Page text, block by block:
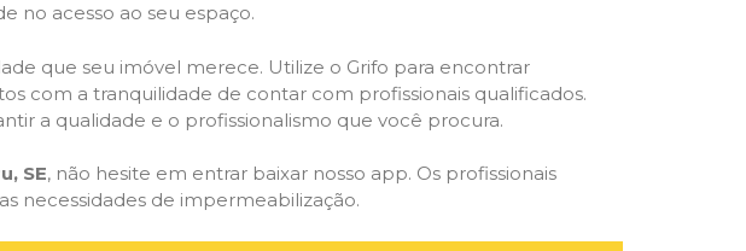
no acesso ao seu espaço.
que seu imóvel merece. Utilize o Grifo para encontrar
com a tranquilidade de contar com profissionais qualificados.
a qualidade e o profissionalismo que você procura.
SE, não hesite em entrar baixar nosso app. Os profissionais
necessidades de impermeabilização.